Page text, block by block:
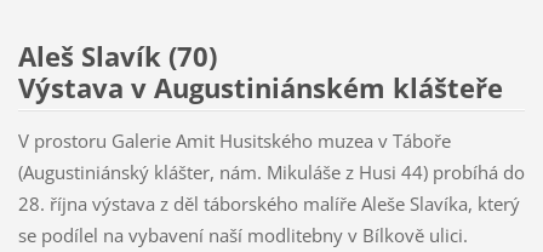
Aleš Slavík (70)
Výstava v Augustiniánském klášteře
V prostoru Galerie Amit Husitského muzea v Táboře
(Augustiniánský klášter, nám. Mikuláše z Husi 44) probíhá do
28. října výstava z děl táborského malíře Aleše Slavíka, který
se podílel na vybavení naší modlitebny v Bílkově ulici.